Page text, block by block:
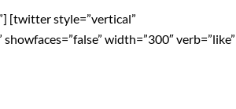
[twitter style=”vertical”
width=”300″ verb=”like”